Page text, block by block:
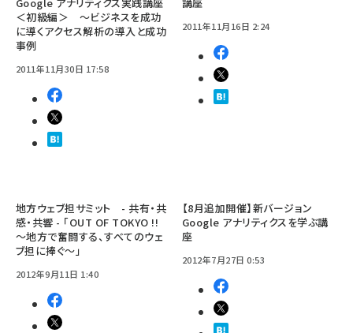
＜初級編＞ 〜ビジネスを成功
に導くアクセス解析の導入と成功
事例
2011年11月30日 17:58
2011年11月16日 2:24
地方ウェブ担サミット - 共有・共
感・共響 - 「OUT OF TOKYO !!
〜地方で奮闘する、すべてのウェ
ブ担に捧ぐ〜」
2012年9月11日 1:40
【8月追加開催】新バージョン
Google アナリティクスを学ぶ講
座
2012年7月27日 0:53